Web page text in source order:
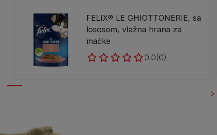
FELIX® LE GHIOTTONERIE, sa
lososom, vlažna hrana za
mačke
0.0(0)